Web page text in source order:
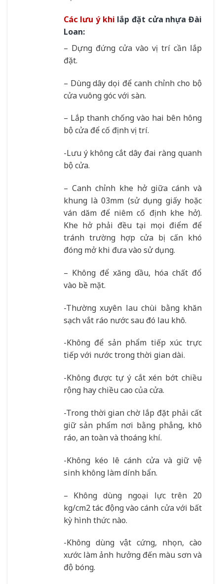
Các lưu ý khi lắp đặt cửa nhựa Đài
Loan:
– Dựng đứng cửa vào vị trí cần lắp
đặt.
– Dùng dây dọi để canh chỉnh cho bộ
cửa vuông góc với sàn.
– Lắp thanh chống vào hai bên hông
bộ cửa để cố định vị trí.
-Lưu ý không cắt dây đai ràng quanh
bộ cửa.
– Canh chỉnh khe hở giữa cánh và
khung là 03mm (sử dụng giấy hoặc
ván dăm để niêm cố định khe hở).
Khe hở phải đều tại mọi điểm để
tránh trường hợp cửa bị cấn khó
đóng mở khi đưa vào sử dụng.
– Không để xăng dầu, hóa chất đổ
vào bề mặt.
-Thường xuyên lau chùi bằng khăn
sạch vắt ráo nước sau đó lau khô.
-Không để sản phẩm tiếp xúc trực
tiếp với nước trong thời gian dài.
-Không được tự ý cắt xén bớt chiều
rộng hay chiều cao của cửa.
-Trong thời gian chờ lắp đặt phải cất
giữ sản phẩm nơi bằng phẳng, khô
ráo, an toàn và thoáng khí.
-Không kéo lê cánh cửa và giữ vệ
sinh không làm dính bẩn.
– Không dùng ngoại lực trên 20
kg/cm2 tác động vào cánh cửa với bất
kỳ hình thức nào.
-Không dùng vật cứng, nhọn, cào
xước làm ảnh hưởng đến màu sơn và
độ bóng.